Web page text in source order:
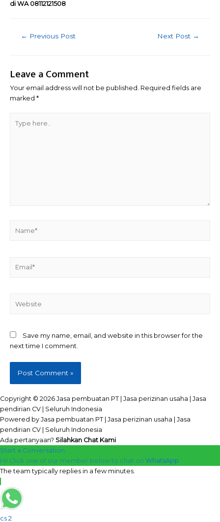
di WA 08112121508
Post
← Previous Post Next Post →
Leave a Comment
Your email address will not be published. Required fields are
marked *
here..
Save my name, email, and website in this browser for the
next time I comment.
Copyright © 2026 Jasa pembuatan PT | Jasa perizinan usaha | Jasa
pendirian CV | Seluruh Indonesia
Powered by Jasa pembuatan PT | Jasa perizinan usaha | Jasa
pendirian CV | Seluruh Indonesia
Ada pertanyaan? Silahkan Chat Kami
Start a Conversation
Hi! Click one of our member below to chat on WhatsApp
The team typically replies in a few minutes.
cs 2